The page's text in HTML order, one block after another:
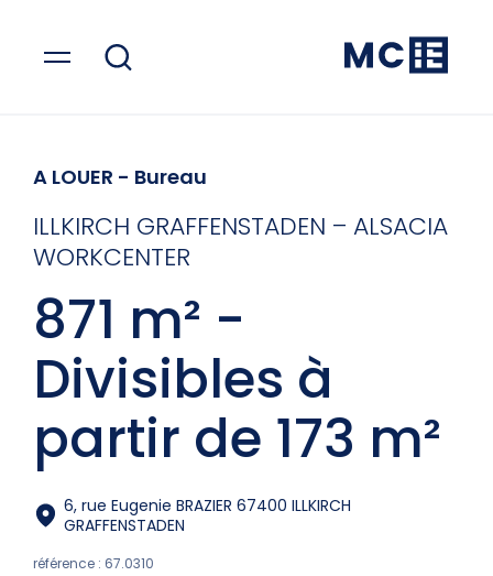
A LOUER - Bureau
ILLKIRCH GRAFFENSTADEN – ALSACIA
WORKCENTER
871 m² -
Divisibles à
partir de 173 m²
6, rue Eugenie BRAZIER 67400 ILLKIRCH
GRAFFENSTADEN
référence : 67.0310